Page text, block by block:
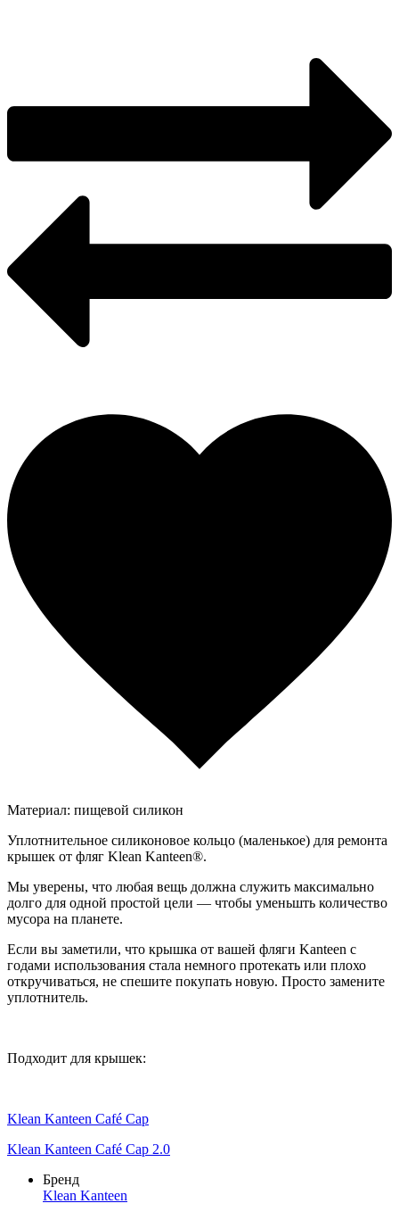
Материал: пищевой силикон
Уплотнительное силиконовое кольцо (маленькое) для ремонта
крышек от фляг Klean Kanteen®.
Мы уверены, что любая вещь должна служить максимально
долго для одной простой цели — чтобы уменьшть количество
мусора на планете.
Если вы заметили, что крышка от вашей фляги Kanteen с
годами использования стала немного протекать или плохо
откручиваться, не спешите покупать новую. Просто замените
уплотнитель.
Подходит для крышек:
Klean Kanteen Café Cap
Klean Kanteen Café Cap 2.0
Бренд
Klean Kanteen